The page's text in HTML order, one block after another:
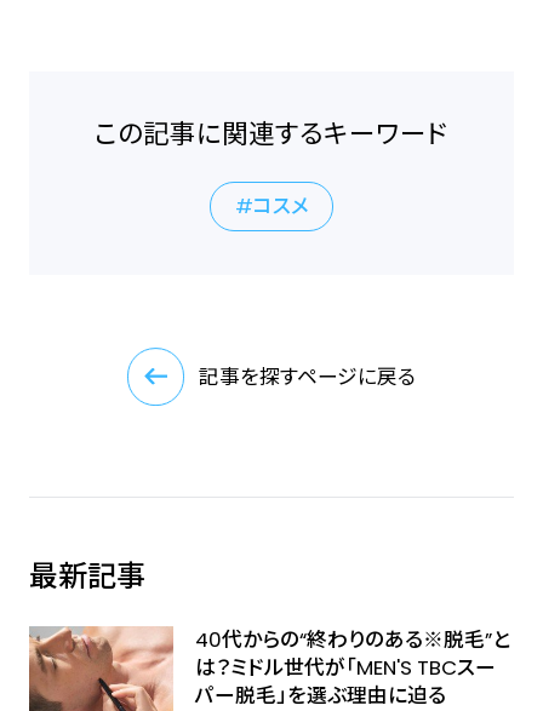
この記事に関連するキーワード
コスメ
記事を探すページに戻る
最新記事
40代からの“終わりのある※脱毛”と
は？ミドル世代が「MEN'S TBCスー
パー脱毛」を選ぶ理由に迫る